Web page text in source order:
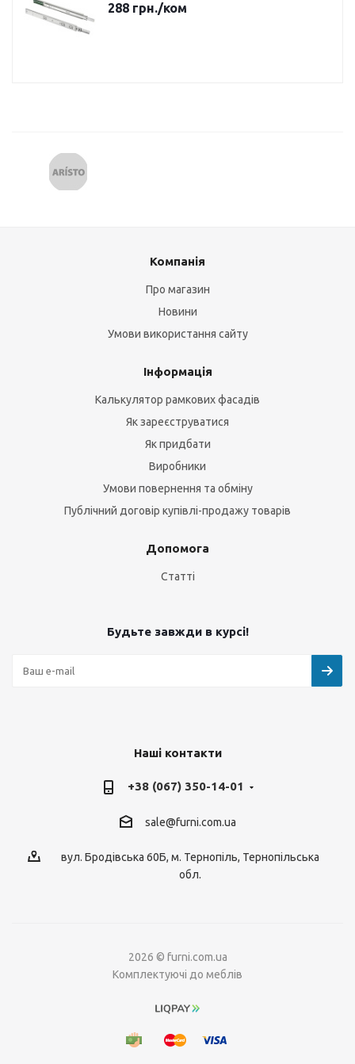
288 грн./ком
Компанія
Про магазин
Новини
Умови використання сайту
Інформація
Калькулятор рамкових фасадів
Як зареєструватися
Як придбати
Виробники
Умови повернення та обміну
Публічний договір купівлі-продажу товарів
Допомога
Статті
Будьте завжди в курсі!
Наші контакти
+38 (067) 350-14-01
sale@furni.com.ua
вул. Бродівська 60Б, м. Тернопіль, Тернопільська
обл.
2026 © furni.com.ua
Комплектуючі до меблів